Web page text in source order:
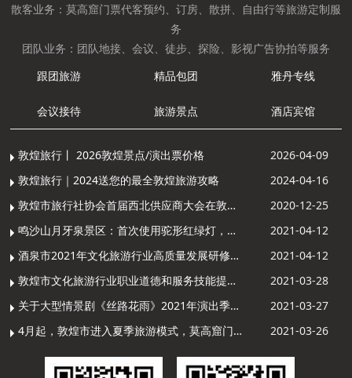
散客业务：莫高窟门票代客预约、订房、散拼、自由行等旅游定制服
务
团队业务：团队地接、会议、徒步、探险、影视广告协拍等服务
跟团旅游
精品包团 雅丹专线
会议接待 旅游景点 酒店宾馆
敦煌旅行丨 2026敦煌景点/演出票价格
2026-04-09
敦煌旅行｜2024送您的最全敦煌旅游攻略
2024-04-16
敦煌市旅行社协会首届西北供应商大会在敦煌召开
2020-12-25
鸣沙山月牙泉景区：首次使用驼形红绿灯，骆驼“看驼灯绿了”走起来
2021-04-12
酒泉市2021年文化旅游行业高质量发展研修提升培训班敦煌分训点开班
2021-04-12
敦煌市文化旅游行业职业道德和服务技能提升导游专项培训成功举办
2021-03-28
关于大型情景剧《丝路花雨》2021年演出季开演的通知
2021-03-27
4月起，敦煌市进入夏季旅游模式，莫高窟门票价格调整
2021-03-26